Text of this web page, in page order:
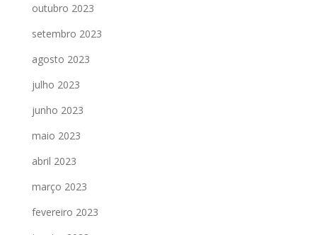
outubro 2023
setembro 2023
agosto 2023
julho 2023
junho 2023
maio 2023
abril 2023
março 2023
fevereiro 2023